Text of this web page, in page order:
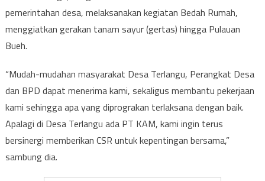
pemerintahan desa, melaksanakan kegiatan Bedah Rumah,
menggiatkan gerakan tanam sayur (gertas) hingga Pulauan
Bueh.
“Mudah-mudahan masyarakat Desa Terlangu, Perangkat Desa
dan BPD dapat menerima kami, sekaligus membantu pekerjaan
kami sehingga apa yang diprograkan terlaksana dengan baik.
Apalagi di Desa Terlangu ada PT KAM, kami ingin terus
bersinergi memberikan CSR untuk kepentingan bersama,”
sambung dia.